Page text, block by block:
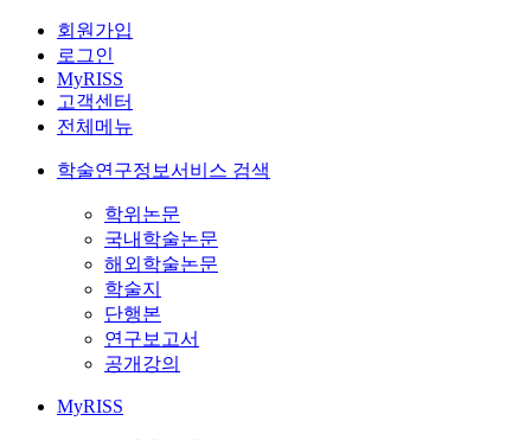
회원가입
로그인
MyRISS
고객센터
전체메뉴
학술연구정보서비스 검색
학위논문
국내학술논문
해외학술논문
학술지
단행본
연구보고서
공개강의
MyRISS